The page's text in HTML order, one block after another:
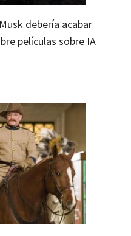
debería acabar
películas sobre IA